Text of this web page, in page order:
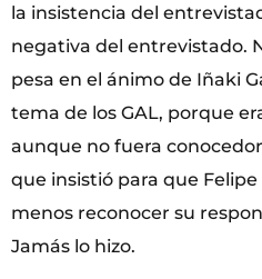
la insistencia del
negativa del entrevistado.
pesa en el ánimo de Iñaki
tema de los GAL, porque
aunque no fuera
que insistió para que Felipe
menos reconocer su
Jamás lo hizo.